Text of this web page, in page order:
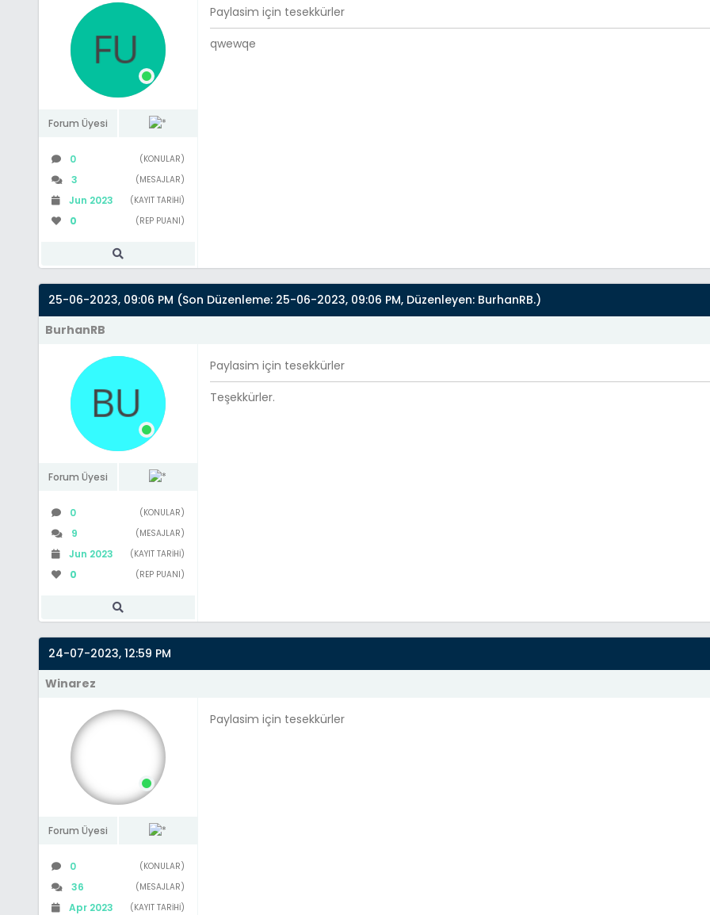
Forum Üyesi
0 (KONULAR)
3 (MESAJLAR)
Jun 2023 (KAYIT TARIHI)
0 (REP PUANI)
Paylasim için tesekkürler
qwewqe
25-06-2023, 09:06 PM (Son Düzenleme: 25-06-2023, 09:06 PM, Düzenleyen: BurhanRB.)
BurhanRB
Forum Üyesi
0 (KONULAR)
9 (MESAJLAR)
Jun 2023 (KAYIT TARIHI)
0 (REP PUANI)
Paylasim için tesekkürler
Teşekkürler.
24-07-2023, 12:59 PM
Winarez
Forum Üyesi
0 (KONULAR)
36 (MESAJLAR)
Apr 2023 (KAYIT TARIHI)
Paylasim için tesekkürler